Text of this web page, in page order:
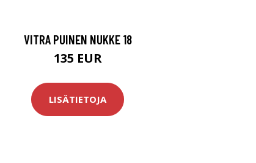
VITRA PUINEN NUKKE 18
135 EUR
LISÄTIETOJA